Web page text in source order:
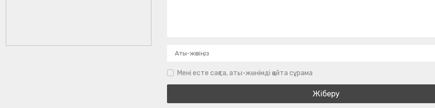
Мені есте сақта, аты-жөнімді қайта сұрама